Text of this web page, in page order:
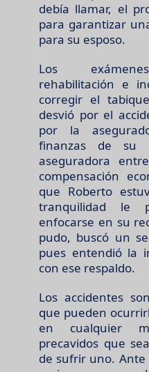
debía llamar, el
para garantizar
para su esposo.
Los
rehabilitación e
corregir el
desvió por el
por la
finanzas de su
aseguradora
compensación
que Roberto
tranquilidad le
enfocarse en su
pudo, buscó un
pues entendió la
con ese respaldo.
Los accidentes
que pueden
en cualquier
precavidos que
de sufrir uno.